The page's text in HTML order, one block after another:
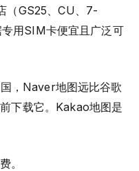
（GS25、CU、7-
用SIM卡便宜且广泛可
国，Naver地图远比谷歌
下载它。Kakao地图是
。